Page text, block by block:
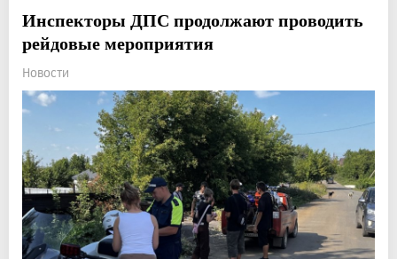
Инспекторы ДПС продолжают проводить
рейдовые мероприятия
Новости